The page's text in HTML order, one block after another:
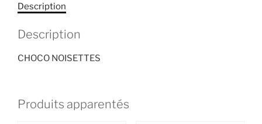
Description
Description
CHOCO NOISETTES
Produits apparentés